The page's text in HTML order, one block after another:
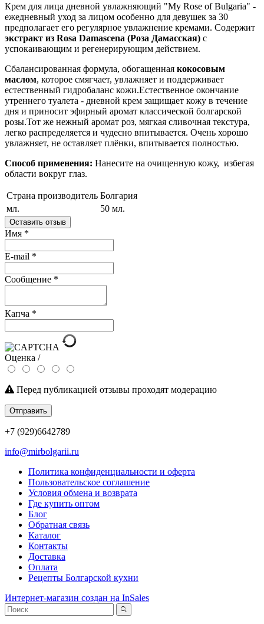
Крем для лица дневной увлажняющий "My Rose of Bulgaria" -
ежедневный уход за лицом особенно для девушек за 30
предполагает его регулярное увлажнение кремами. Содержит
экстракт из Rosa Damascena (Роза Дамасская) с
успокаивающим и регенерирующим действием.
Сбалансированная формула, обогащенная кокосовым
маслом, которое смягчает, увлажняет и поддерживает
естественный гидробаланс кожи.Естественное окончание
утреннего туалета - дневной крем защищает кожу в течение
дня и приносит эфирный аромат классической болгарской
розы.Тот же нежный аромат роз, мягкая сливочная текстура,
легко распределяется и чудесно впитывается. Очень хорошо
увлажняет, не оставляет плёнки, впитывается полностью.
Способ применения: Нанесите на очищенную кожу, избегая
области вокруг глаз.
Страна производитель Болгария
мл.
50 мл.
Оставить отзыв
Имя *
E-mail *
Сообщение *
Капча *
Оценка /
Перед публикацией отзывы проходят модерацию
Отправить
+7 (929)6642789
info@mirbolgarii.ru
Политика конфиденциальности и оферта
Пользовательское соглашение
Условия обмена и возврата
Где купить оптом
Блог
Обратная связь
Каталог
Контакты
Доставка
Оплата
Рецепты Болгарской кухни
Интернет-магазин создан на InSales